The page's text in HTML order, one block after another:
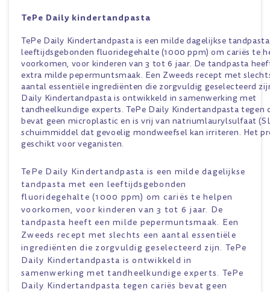
TePe Daily kindertandpasta
TePe Daily Kindertandpasta is een milde dagelijkse
leeftijdsgebonden fluoridegehalte (1000 ppm) om cariës te
voorkomen, voor kinderen van 3 tot 6 jaar. De tandpasta
extra milde pepermuntsmaak. Een Zweeds recept met
aantal essentiële ingrediënten die zorgvuldig geselecteerd
Daily Kindertandpasta is ontwikkeld in samenwerking met
tandheelkundige experts. TePe Daily Kindertandpasta tegen
bevat geen microplastic en is vrij van natriumlaurylsulfaat
schuimmiddel dat gevoelig mondweefsel kan irriteren. Het
geschikt voor veganisten.
TePe Daily Kindertandpasta is een milde dagelijkse
tandpasta met een leeftijdsgebonden
fluoridegehalte (1000 ppm) om cariës te helpen
voorkomen, voor kinderen van 3 tot 6 jaar. De
tandpasta heeft een milde pepermuntsmaak. Een
Zweeds recept met slechts een aantal essentiële
ingrediënten die zorgvuldig geselecteerd zijn. TePe
Daily Kindertandpasta is ontwikkeld in
samenwerking met tandheelkundige experts. TePe
Daily Kindertandpasta tegen cariës bevat geen